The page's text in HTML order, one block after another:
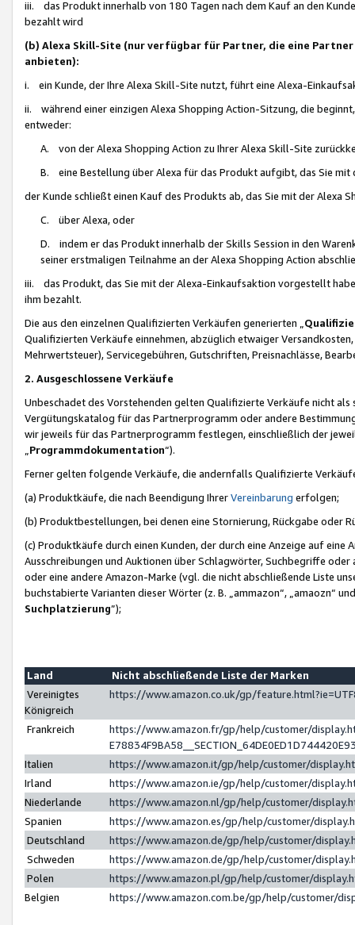
iii. das Produkt innerhalb von 180 Tagen nach dem Kauf an den
bezahlt wird
(b) Alexa Skill-Site (nur verfügbar für Partner, die eine
anbieten):
i. ein Kunde, der Ihre Alexa Skill-Site nutzt, führt eine Alexa-
ii. während einer einzigen Alexa Shopping Action-Sitzung, die
entweder:
A. von der Alexa Shopping Action zu Ihrer Alexa Skill-Site
B. eine Bestellung über Alexa für das Produkt aufgibt, das Sie mit
der Kunde schließt einen Kauf des Produkts ab, das Sie mit der Alexa
C. über Alexa, oder
D. indem er das Produkt innerhalb der Skills Session in den
seiner erstmaligen Teilnahme an der Alexa Shopping Action
iii. das Produkt, das Sie mit der Alexa-Einkaufsaktion vorgestellt
ihm bezahlt.
Die aus den einzelnen Qualifizierten Verkäufen generierten „
Qualifizierten Verkäufe einnehmen, abzüglich etwaiger
Mehrwertsteuer), Servicegebühren, Gutschriften, Preisnachlässe,
2. Ausgeschlossene Verkäufe
Unbeschadet des Vorstehenden gelten Qualifizierte Verkäufe nicht
Vergütungskatalog für das Partnerprogramm oder andere
wir jeweils für das Partnerprogramm festlegen, einschließlich der
Programmdokumentation“).
Ferner gelten folgende Verkäufe, die andernfalls Qualifizierte
(a) Produktkäufe, die nach Beendigung IhrerVereinbarung erfolgen;
(b) Produktbestellungen, bei denen eine Stornierung, Rückgabe oder
(c) Produktkäufe durch einen Kunden, der durch eine Anzeige auf
Ausschreibungen und Auktionen über Schlagwörter, Suchbegriffe
oder eine andere Amazon-Marke (vgl. die nicht abschließende Liste
buchstabierte Varianten dieser Wörter (z. B. „ammazon“, „amaozn“
Suchplatzierung”);
Land
Nicht abschließende Liste der Marken
Vereinigtes
Königreich
https://www.amazon.co.uk/gp/
Frankreich
https://www.amazon.fr/gp/help/customer/
Italien
https://www.amazon.it/gp/help/customer/
Irland
https://www.amazon.ie/gp/help/customer/
Niederlande
https://www.amazon.nl/gp/help/customer/
Spanien
https://www.amazon.es/gp/help/customer/
Deutschland
https://www.amazon.de/gp/help/customer/
Schweden
https://www.amazon.de/gp/help/customer/
Polen
https://www.amazon.pl/gp/help/customer/
Belgien
https://www.amazon.com.be/gp/help/customer/